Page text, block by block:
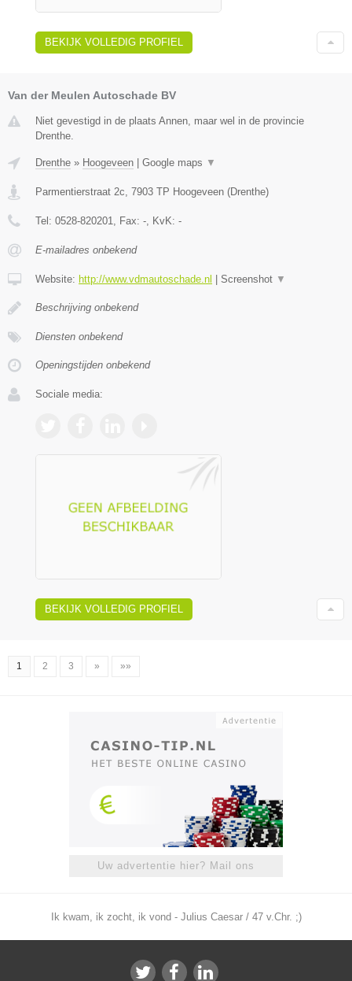
BEKIJK VOLLEDIG PROFIEL
Van der Meulen Autoschade BV
Niet gevestigd in de plaats Annen, maar wel in de provincie
Drenthe.
Drenthe » Hoogeveen Google maps ▼
Parmentierstraat 2c 7903 TP Hoogeveen (Drenthe)
Tel: 0528-820201 , Fax: - , KvK: -
E-mailadres onbekend
Website: http://www.vdmautoschade.nl Screenshot ▼
Beschrijving onbekend
Diensten onbekend
Openingstijden onbekend
Sociale media:
BEKIJK VOLLEDIG PROFIEL
1 2 3 » »»
Uw advertentie hier? Mail ons
Ik kwam, ik zocht, ik vond - Julius Caesar / 47 v.Chr. ;)